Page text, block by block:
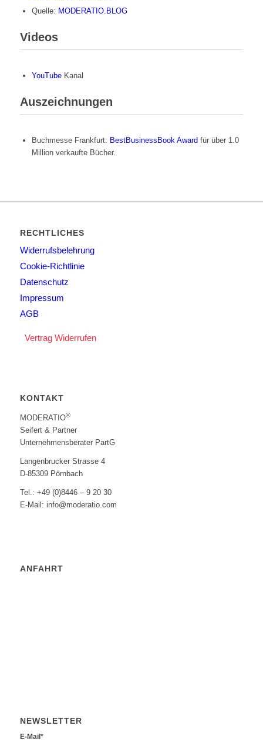
Quelle: MODERATIO.BLOG
Videos
YouTubeKanal
Auszeichnungen
Buchmesse Frankfurt: BestBusinessBook Award für über 1.0
Million verkaufte Bücher.
RECHTLICHES
Widerrufsbelehrung
Cookie-Richtlinie
Datenschutz
Impressum
AGB
Vertrag Widerrufen
KONTAKT
MODERATIO®
Seifert & Partner
Unternehmensberater PartG
Langenbrucker Strasse 4
D-85309 Pörnbach
Tel.: +49 (0)8446 – 9 20 30
E-Mail: info@moderatio.com
ANFAHRT
NEWSLETTER
E-Mail*